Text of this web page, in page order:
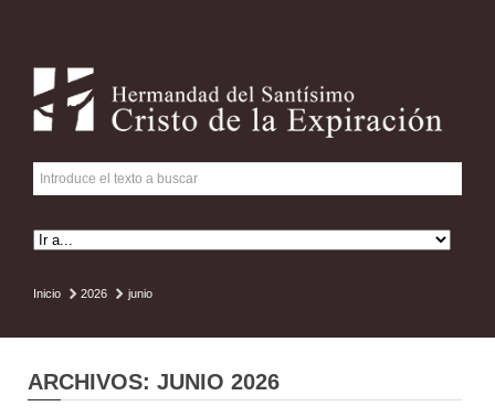
Inicio 2026 junio
ARCHIVOS: JUNIO 2026